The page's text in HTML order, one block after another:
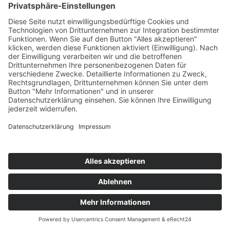
Meta Platforms Ireland Limited, 4 Grand Canal Square,
Grand Canal Harbour, Dublin 2, Irland gemeinsam für
diese Datenverarbeitung verantwortlich (Art. 26 DSGVO).
Die gemeinsame Verantwortlichkeit beschränkt sich
dabei ausschließlich auf die Erfassung der Daten und
deren Weitergabe an Facebook. Die nach der
Weiterleitung erfolgende Verarbeitung durch Facebook
ist nicht Teil der gemeinsamen Verantwortung. Die uns
gemeinsam obliegenden Verpflichtungen wurden in
festgehalten. Den Wortlaut der Vereinbarung finden Sie
unter:
https://www.facebook.com/legal/controller_addendum
Laut dieser Vereinbarung sind wir für die Erteilung der
Datenschutzinformationen beim Einsatz des Facebook-
Tools und für die datenschutzrechtlich sichere